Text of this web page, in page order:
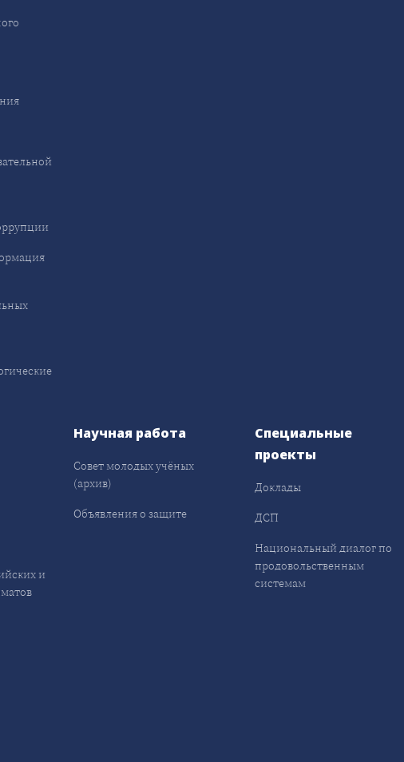
и
Научная работа
Совет молодых учёных
(архив)
Объявления о защите
Специальные
проекты
Доклады
ДСП
Национальный диалог по
продовольственным
системам